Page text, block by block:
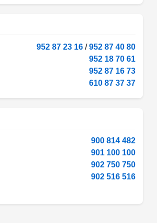
952 87 23 16 /952 87 40 80
952 18 70 61
952 87 16 73
610 87 37 37
900 814 482
901 100 100
902 750 750
902 516 516